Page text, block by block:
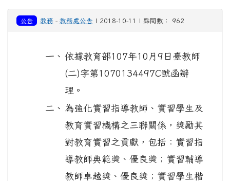
公告 教務- 教務處公告 | 2018-10-11 | 點閱數： 962
一、 依據教育部107年10月9日臺教師
(二)字第1070134497C號函辦
理。
二、
為強化實習指導教師、實習學生及
教育實習機構之三聯關係，獎勵其
對教育實習之貢獻，包括：實習指
導教師典範獎、優良獎；實習輔導
教師卓越獎、優良獎；實習學生楷